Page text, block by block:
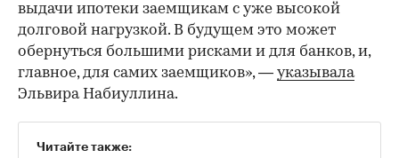
выдачи ипотеки заемщикам с уже высокой
долговой нагрузкой. В будущем это может
обернуться большими рисками и для банков, и,
главное, для самих заемщиков», — указывала
Эльвира Набиуллина.
Читайте также: